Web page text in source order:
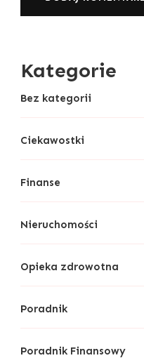
Kategorie
Bez kategorii
Ciekawostki
Finanse
Nieruchomości
Opieka zdrowotna
Poradnik
Poradnik Finansowy